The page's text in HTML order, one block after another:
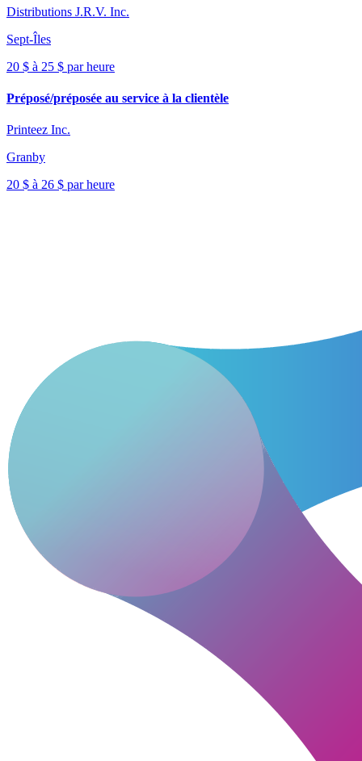
Distributions J.R.V. Inc.
Sept-Îles
20 $ à 25 $ par heure
Préposé/préposée au service à la clientèle
Printeez Inc.
Granby
20 $ à 26 $ par heure